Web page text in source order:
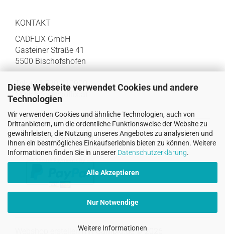
Diese Webseite verwendet Cookies und andere
Technologien
Wir verwenden Cookies und ähnliche Technologien, auch von
Drittanbietern, um die ordentliche Funktionsweise der Website zu
gewährleisten, die Nutzung unseres Angebotes zu analysieren und
Ihnen ein bestmögliches Einkaufserlebnis bieten zu können. Weitere
Informationen finden Sie in unserer Datenschutzerklärung.
Alle Akzeptieren
Nur Notwendige
Weitere Informationen
KONTAKT
CADFLIX GmbH
Gasteiner Straße 41
5500 Bischofshofen
Tel: +43 720 710900
Mail:
info@cadflix.at
SICHER EINKAUFEN MIT
Webshop erstellenmit Gambio.de © 2026